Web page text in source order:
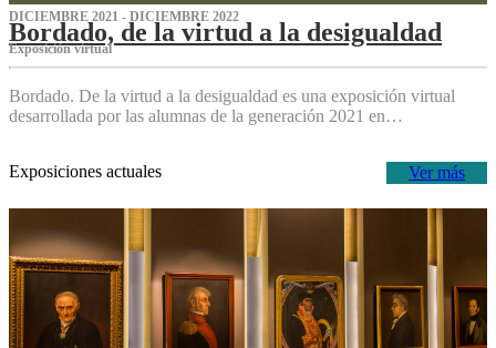
DICIEMBRE 2021 - DICIEMBRE 2022
Bordado, de la virtud a la desigualdad
Exposición virtual‌
Bordado. De la virtud a la desigualdad es una exposición virtual
desarrollada por las alumnas de la generación 2021 en…
Ver más
Exposiciones actuales